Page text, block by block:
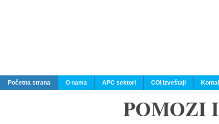
Početna strana O nama APC sektori COI izveštaji
POMOZI